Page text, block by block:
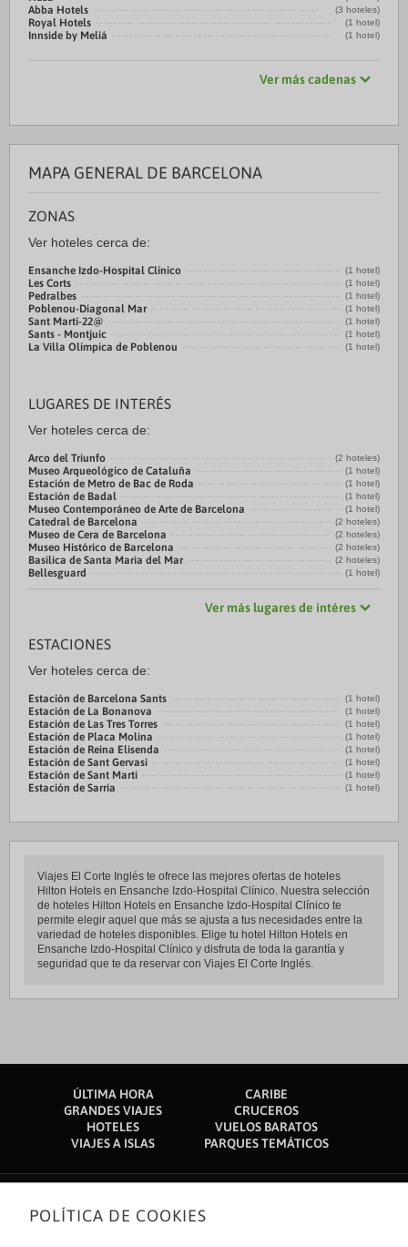
Abba Hotels (3 hoteles)
Royal Hotels (1 hotel)
Innside by Meliá (1 hotel)
Ver más cadenas
MAPA GENERAL DE BARCELONA
ZONAS
Ver hoteles cerca de:
Ensanche Izdo-Hospital Clínico (1 hotel)
Les Corts (1 hotel)
Pedralbes (1 hotel)
Poblenou-Diagonal Mar (1 hotel)
Sant Martí-22@ (1 hotel)
Sants - Montjuic (1 hotel)
La Villa Olímpica de Poblenou (1 hotel)
LUGARES DE INTERÉS
Ver hoteles cerca de:
Arco del Triunfo (2 hoteles)
Museo Arqueológico de Cataluña (1 hotel)
Estación de Metro de Bac de Roda (1 hotel)
Estación de Badal (1 hotel)
Museo Contemporáneo de Arte de Barcelona (1 hotel)
Catedral de Barcelona (2 hoteles)
Museo de Cera de Barcelona (2 hoteles)
Museo Histórico de Barcelona (2 hoteles)
Basilica de Santa Maria del Mar (2 hoteles)
Bellesguard (1 hotel)
Ver más lugares de intéres
ESTACIONES
Ver hoteles cerca de:
Estación de Barcelona Sants (1 hotel)
Estación de La Bonanova (1 hotel)
Estación de Las Tres Torres (1 hotel)
Estación de Placa Molina (1 hotel)
Estación de Reina Elisenda (1 hotel)
Estación de Sant Gervasi (1 hotel)
Estación de Sant Marti (1 hotel)
Estación de Sarria (1 hotel)
Viajes El Corte Inglés te ofrece las mejores ofertas de hoteles
Hilton Hotels en Ensanche Izdo-Hospital Clínico. Nuestra selección
de hoteles Hilton Hotels en Ensanche Izdo-Hospital Clínico te
permite elegir aquel que más se ajusta a tus necesidades entre la
variedad de hoteles disponibles. Elige tu hotel Hilton Hotels en
Ensanche Izdo-Hospital Clínico y disfruta de toda la garantía y
seguridad que te da reservar con Viajes El Corte Inglés.
ÚLTIMA HORA
CARIBE
GRANDES VIAJES
CRUCEROS
HOTELES
VUELOS BARATOS
VIAJES A ISLAS
PARQUES TEMÁTICOS
Sobre nosotros
POLÍTICA DE COOKIES